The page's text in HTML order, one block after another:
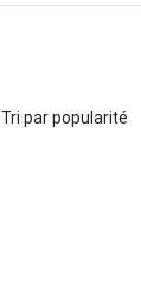
Tri par popularité